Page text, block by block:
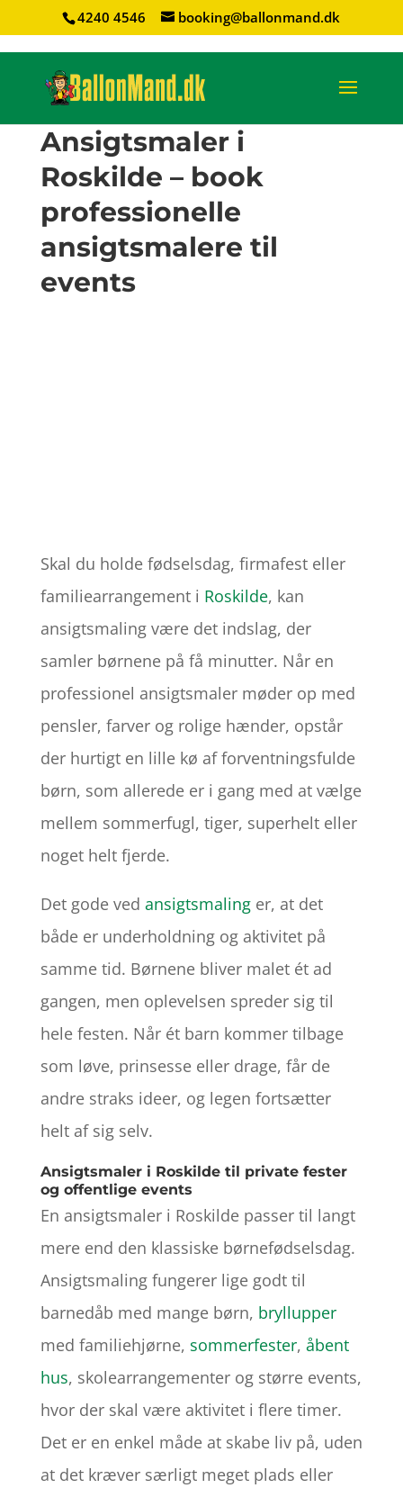
4240 4546 booking@ballonmand.dk
Ansigtsmaler i
Roskilde – book
professionelle
ansigtsmalere til
events
Skal du holde fødselsdag, firmafest eller
familiearrangement i Roskilde, kan
ansigtsmaling være det indslag, der
samler børnene på få minutter. Når en
professionel ansigtsmaler møder op med
pensler, farver og rolige hænder, opstår
der hurtigt en lille kø af forventningsfulde
børn, som allerede er i gang med at vælge
mellem sommerfugl, tiger, superhelt eller
noget helt fjerde.
Det gode ved ansigtsmalinger, at det
både er underholdning og aktivitet på
samme tid. Børnene bliver malet ét ad
gangen, men oplevelsen spreder sig til
hele festen. Når ét barn kommer tilbage
som løve, prinsesse eller drage, får de
andre straks ideer, og legen fortsætter
helt af sig selv.
Ansigtsmaler i Roskilde til private fester
og offentlige events
En ansigtsmaler i Roskilde passer til langt
mere end den klassiske børnefødselsdag.
Ansigtsmaling fungerer lige godt til
barnedåb med mange børn, bryllupper
med familiehjørne, sommerfester, åbent
hus, skolearrangementer og større events,
hvor der skal være aktivitet i flere timer.
Det er en enkel måde at skabe liv på, uden
at det kræver særligt meget plads eller